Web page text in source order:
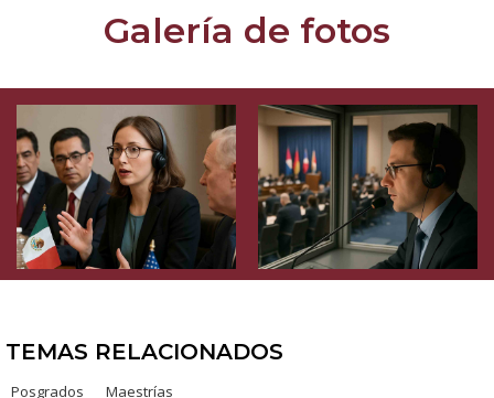
Galería de fotos
TEMAS RELACIONADOS
Posgrados Maestrías